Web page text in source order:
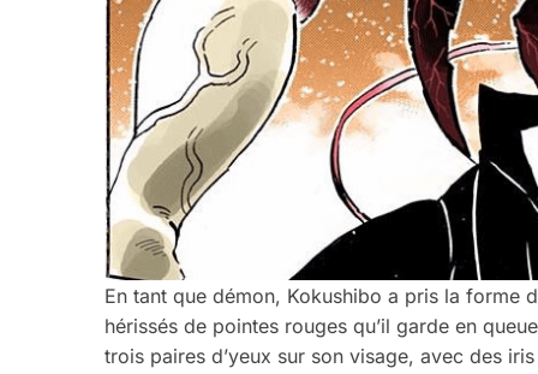
En tant que démon, Kokushibo a pris la forme
hérissés de pointes rouges qu’il garde en
trois paires d’yeux sur son visage, avec des